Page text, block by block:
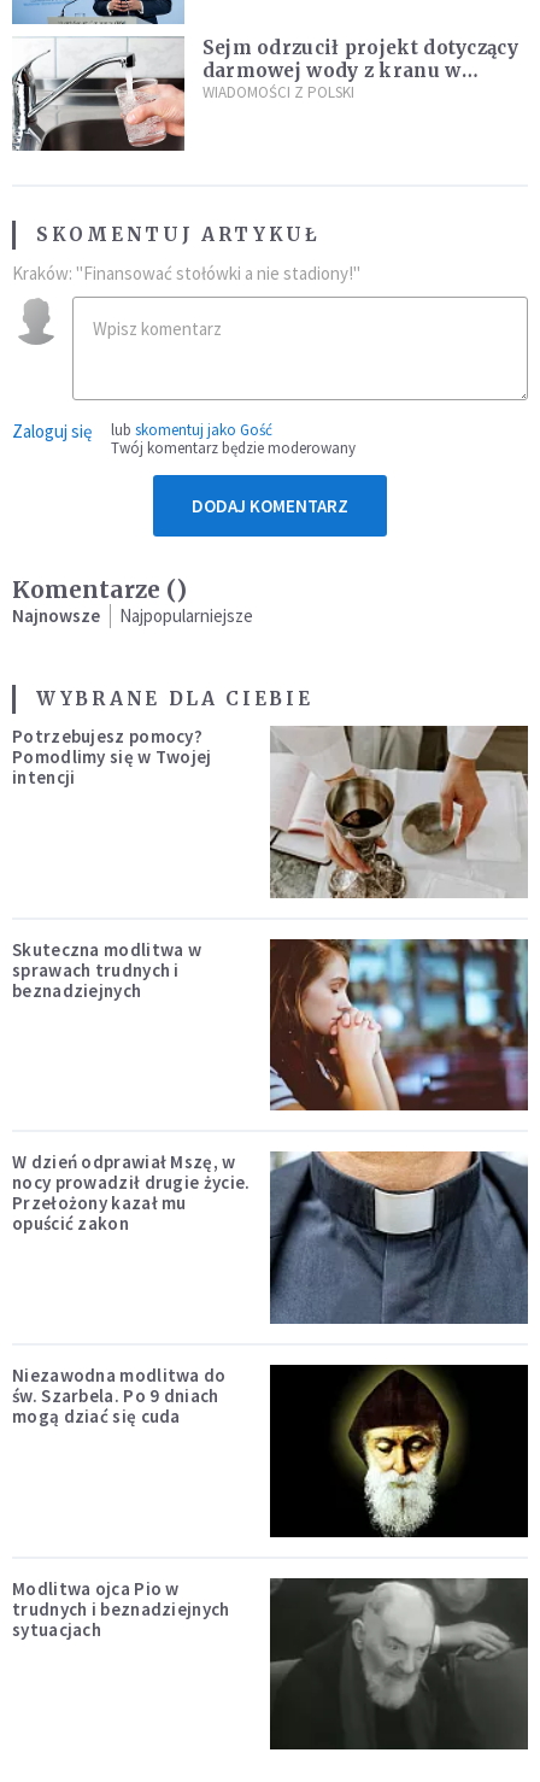
Sejm odrzucił projekt dotyczący
darmowej wody z kranu w
restauracjach
WIADOMOŚCI Z POLSKI
SKOMENTUJ ARTYKUŁ
Kraków: "Finansować stołówki a nie stadiony!"
Zaloguj się lub skomentuj jako Gość
Twój komentarz będzie moderowany
DODAJ KOMENTARZ
Komentarze ()
Najnowsze Najpopularniejsze
WYBRANE DLA CIEBIE
Potrzebujesz pomocy?
Pomodlimy się w Twojej
intencji
Skuteczna modlitwa w
sprawach trudnych i
beznadziejnych
W dzień odprawiał Mszę, w
nocy prowadził drugie życie.
Przełożony kazał mu
opuścić zakon
Niezawodna modlitwa do
św. Szarbela. Po 9 dniach
mogą dziać się cuda
Modlitwa ojca Pio w
trudnych i beznadziejnych
sytuacjach